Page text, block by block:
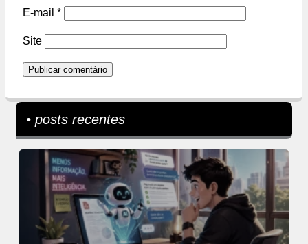
E-mail *
Site
• posts recentes